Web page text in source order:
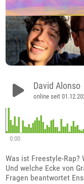
David Alonso
online seit
0:00
Was ist Freestyle-
Und welche Ecke von
Fragen beantwortet